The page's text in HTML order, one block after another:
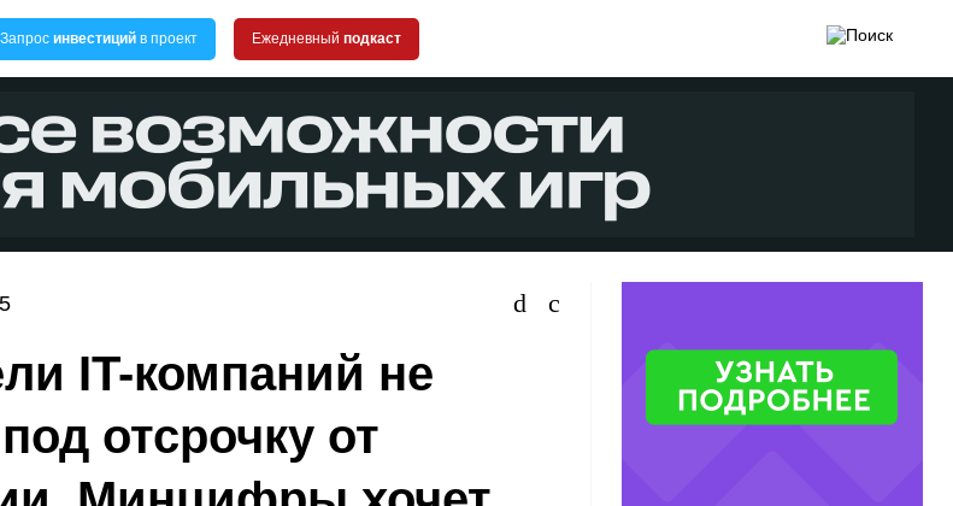
Запрос инвестиций в проект Ежедневный подкаст
IT-компаний не
отсрочку от